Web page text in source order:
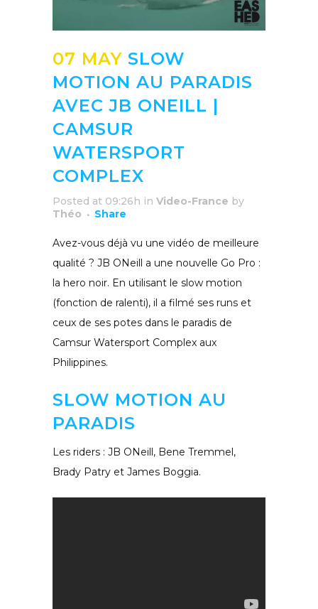
07 MAY SLOW
MOTION AU PARADIS
AVEC JB ONEILL |
CAMSUR
WATERSPORT
COMPLEX
Posted at 09:26h in Video-France by
Théo
Share
Avez-vous déjà vu une vidéo de meilleure
qualité ? JB ONeill a une nouvelle Go Pro :
la hero noir. En utilisant le slow motion
(fonction de ralenti), il a filmé ses runs et
ceux de ses potes dans le paradis de
Camsur Watersport Complex aux
Philippines.
SLOW MOTION AU
PARADIS
Les riders : JB ONeill, Bene Tremmel,
Brady Patry et James Boggia.